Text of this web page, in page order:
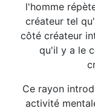
l'homme
créateur tel
côté créateur
qu'il y a le
Ce rayon
activité